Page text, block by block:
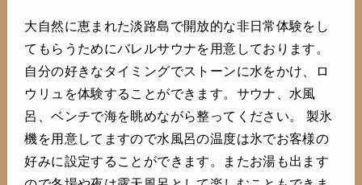
大自然に恵まれた淡路島で開放的な非日常体験をし
てもらうためにバレルサウナを用意しております。
自分の好きなタイミングでストーンに水をかけ、ロ
ウリュを体験することができます。サウナ、水風
呂、ベンチで海を眺めながら整ってください。 製氷
機を用意してますので水風呂の温度は氷でお客様の
好みに設定することができます。またお湯も出ます